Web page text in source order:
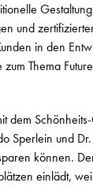
und
in den
Thema
dem
Sperlein und
können.
einlädt,